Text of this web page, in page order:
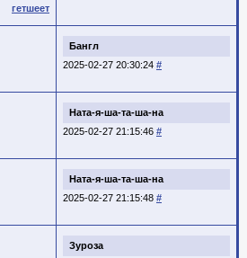
гетшеет
Бангл
2025-02-27 20:30:24 #
Ната-я-ша-та-ша-на
2025-02-27 21:15:46 #
Ната-я-ша-та-ша-на
2025-02-27 21:15:48 #
Зуроза